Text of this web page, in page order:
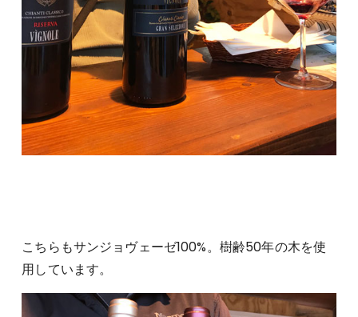
こちらもサンジョヴェーゼ100%。樹齢50年の木を使
用しています。